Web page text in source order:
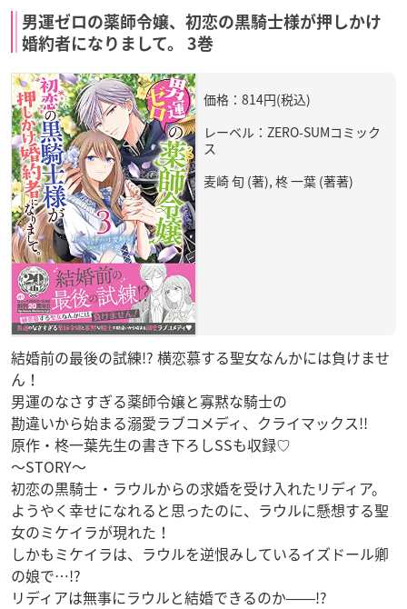
男運ゼロの薬師令嬢、初恋の黒騎士様が押しかけ
婚約者になりまして。 3巻
価格：814円(税込)
レーベル：ZERO-SUMコミック
ス
麦崎 旬 (著), 柊 一葉 (著著)
結婚前の最後の試練!? 横恋慕する聖女なんかには負けませ
ん！
男運のなさすぎる薬師令嬢と寡黙な騎士の
勘違いから始まる溺愛ラブコメディ、クライマックス!!
原作・柊一葉先生の書き下ろしSSも収録♡
～STORY～
初恋の黒騎士・ラウルからの求婚を受け入れたリディア。
ようやく幸せになれると思ったのに、ラウルに懸想する聖
女のミケイラが現れた！
しかもミケイラは、ラウルを逆恨みしているイズドール卿
の娘で…!?
リディアは無事にラウルと結婚できるのか――!?